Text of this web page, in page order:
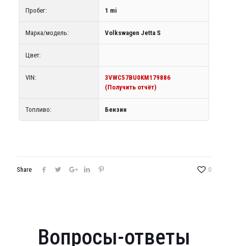
Пробег: 1 mi
Марка/модель: Volkswagen Jetta S
Цвет:
VIN:
3VWC57BU0KM179886
(Получить отчёт)
Топливо: Бензин
Share 0
Вопросы-ответы